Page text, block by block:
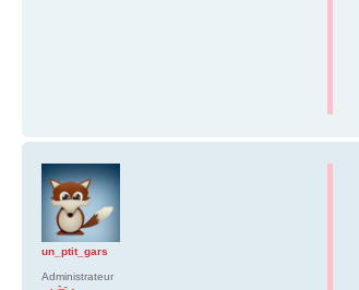
un_ptit_gars
Administrateur